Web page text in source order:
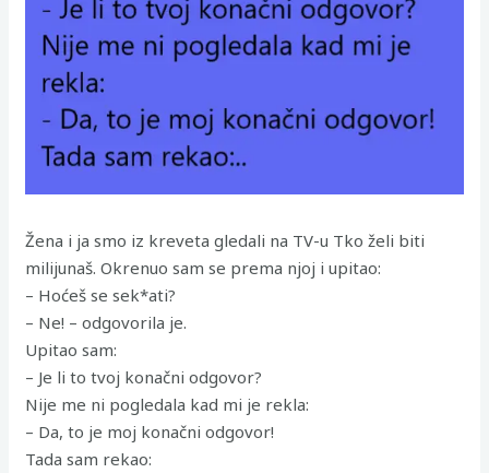
Žena i ja smo iz kreveta gledali na TV-u Tko želi biti
milijunaš. Okrenuo sam se prema njoj i upitao:
– Hoćeš se sek*ati?
– Ne! – odgovorila je.
Upitao sam:
– Je li to tvoj konačni odgovor?
Nije me ni pogledala kad mi je rekla:
– Da, to je moj konačni odgovor!
Tada sam rekao: